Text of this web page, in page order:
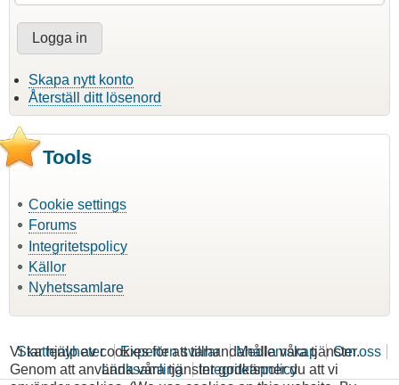
Skapa nytt konto
Återställ ditt lösenord
Tools
Cookie settings
Forums
Integritetspolicy
Källor
Nyhetssamlare
Skattenyheter Experten svarar Medlemskap
Om oss
Länksamling
Integritetspolicy
Vi tar hjälp av cookies för att tillhandahålla våra tjänster.
Genom att använda våra tjänster godkänner du att vi